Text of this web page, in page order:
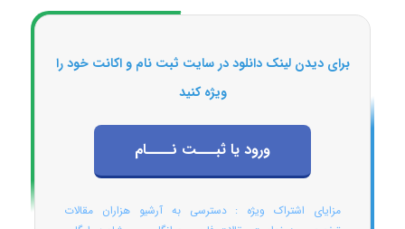
برای دیدن لینک دانلود در سایت ثبت نام و اکانت خود را
ویژه کنید
ورود یا ثبـــت نــــام
مزایای اشتراک ویژه : دسترسی به آرشیو هزاران مقالات